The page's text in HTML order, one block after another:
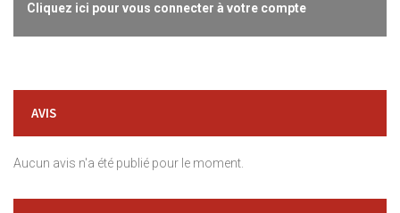
Cliquez ici pour vous connecter à votre compte
AVIS
Aucun avis n'a été publié pour le moment.